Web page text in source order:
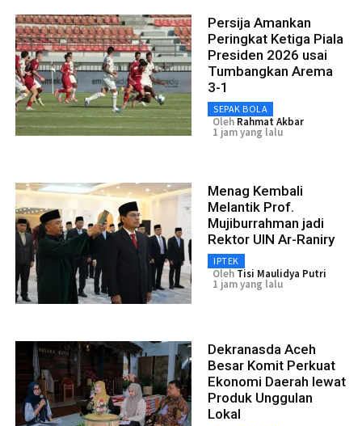
Persija Amankan
Peringkat Ketiga Piala
Presiden 2026 usai
Tumbangkan Arema
3-1
SEPAK BOLA
Oleh Rahmat Akbar
1 jam yang lalu
Menag Kembali
Melantik Prof.
Mujiburrahman jadi
Rektor UIN Ar-Raniry
IPTEK
Oleh Tisi Maulidya Putri
1 jam yang lalu
Dekranasda Aceh
Besar Komit Perkuat
Ekonomi Daerah lewat
Produk Unggulan
Lokal